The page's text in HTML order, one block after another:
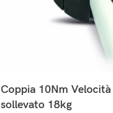
Coppia 10Nm Velocità
sollevato 18kg